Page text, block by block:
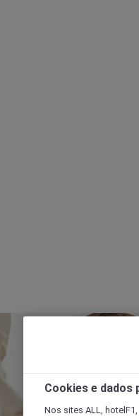
Cookies e dados
Nos sites ALL,